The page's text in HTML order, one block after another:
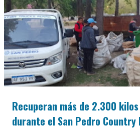
Recuperan más de 2.300
durante el San Pedro Country